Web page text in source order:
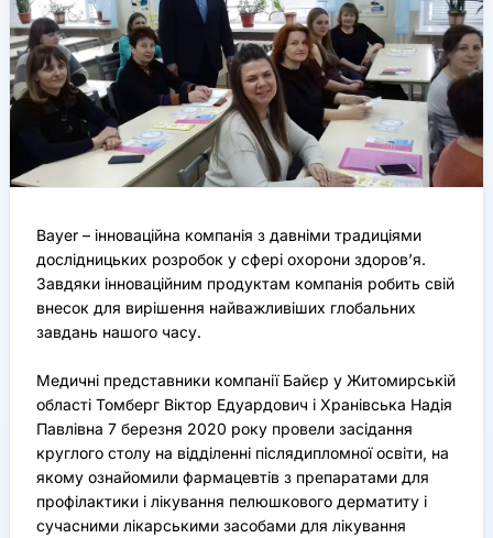
Bayer – інноваційна компанія з давніми традиціями
дослідницьких розробок у сфері охорони здоров’я.
Завдяки інноваційним продуктам компанія робить свій
внесок для вирішення найважливіших глобальних
завдань нашого часу.
Медичні представники компанії Байєр у Житомирській
області Томберг Віктор Едуардович і Хранівська Надія
Павлівна 7 березня 2020 року провели засідання
круглого столу на відділенні післядипломної освіти, на
якому ознайомили фармацевтів з препаратами для
профілактики і лікування пелюшкового дерматиту і
сучасними лікарськими засобами для лікування